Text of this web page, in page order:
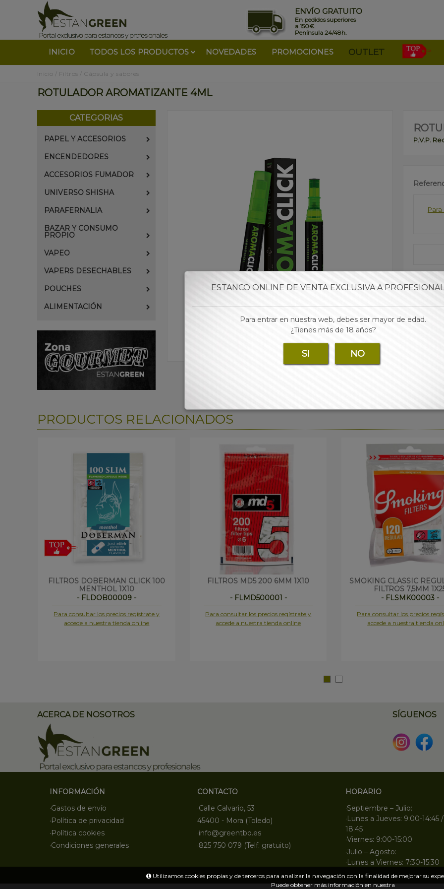
ENVÍO GRATUITO
En pedidos superiores
a 150€.
Península 24/48h.
INICIO TODOS LOS PRODUCTOS NOVEDADES PROMOCIONES OUTLET
Inicio Filtros Cápsula y sabores
ROTULADOR AROMATIZANTE 4ML
CATEGORIAS
PAPEL Y ACCESORIOS
ENCENDEDORES
ACCESORIOS FUMADOR
UNIVERSO SHISHA
PARAFERNALIA
BAZAR Y CONSUMO
PROPIO
VAPEO
VAPERS DESECHABLES
POUCHES
ALIMENTACIÓN
P.V.P.
PRODUCTOS RELACIONADOS
FILTROS DOBERMAN CLICK 100
MENTHOL 1X10
- FLDOB00009 -
Para consultar los precios regístrate y
accede a nuestra tienda online
FILTROS MD5 200 6MM 1X10
- FLMD500001 -
Para consultar los precios regístrate y
accede a nuestra tienda online
SMOKING CLASSIC
FILTROS 7,5MM
- FLSMK00003 -
Para consultar los precios
accede a nuestra tienda
ACERCA DE NOSOTROS SÍGUENOS
INFORMACIÓN
·Gastos de envío
·Política de privacidad
·Política cookies
·Condiciones generales
CONTACTO
·Calle Calvario, 53
45400 - Mora (Toledo)
·info@greentbo.es
·825 750 079 (Telf. gratuito)
HORARIO
·Septiembre – Julio:
·Lunes a Jueves: 9:00-14:45
18:45
·Viernes: 9:00-15:00
·Julio – Agosto:
·Lunes a Viernes: 7:30-15:30
ESTANCO ONLINE DE VENTA EXCLUSIVA A
Para entrar en nuestra web, debes ser mayor de edad.
¿Tienes más de 18 años?
SI NO
Utilizamos cookies propias y de terceros para analizar la navegación con la finalidad de mejorar su
Puede obtener más información en nuestra